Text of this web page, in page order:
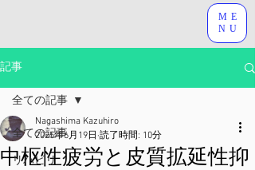
ME
NU
記事
全ての記事
リハビリ
全ての記事
中枢性疲労と皮質拡延性抑
Nagashima Kazuhiro
2025年6月19日 読了時間: 10分